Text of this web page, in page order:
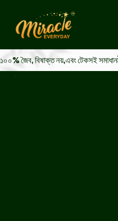
১০০% জৈব, বিষাক্ত নয়,এবং টেকসই সমাধান